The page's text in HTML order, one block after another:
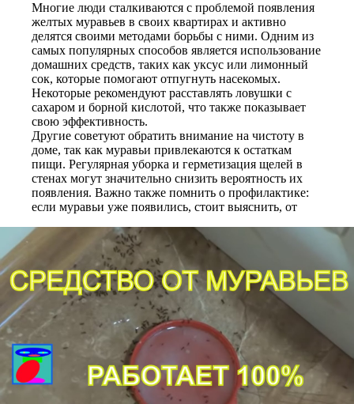
Многие люди сталкиваются с проблемой появления
желтых муравьев в своих квартирах и активно
делятся своими методами борьбы с ними. Одним из
самых популярных способов является использование
домашних средств, таких как уксус или лимонный
сок, которые помогают отпугнуть насекомых.
Некоторые рекомендуют расставлять ловушки с
сахаром и борной кислотой, что также показывает
свою эффективность.
Другие советуют обратить внимание на чистоту в
доме, так как муравьи привлекаются к остаткам
пищи. Регулярная уборка и герметизация щелей в
стенах могут значительно снизить вероятность их
появления. Важно также помнить о профилактике:
если муравьи уже появились, стоит выяснить, от